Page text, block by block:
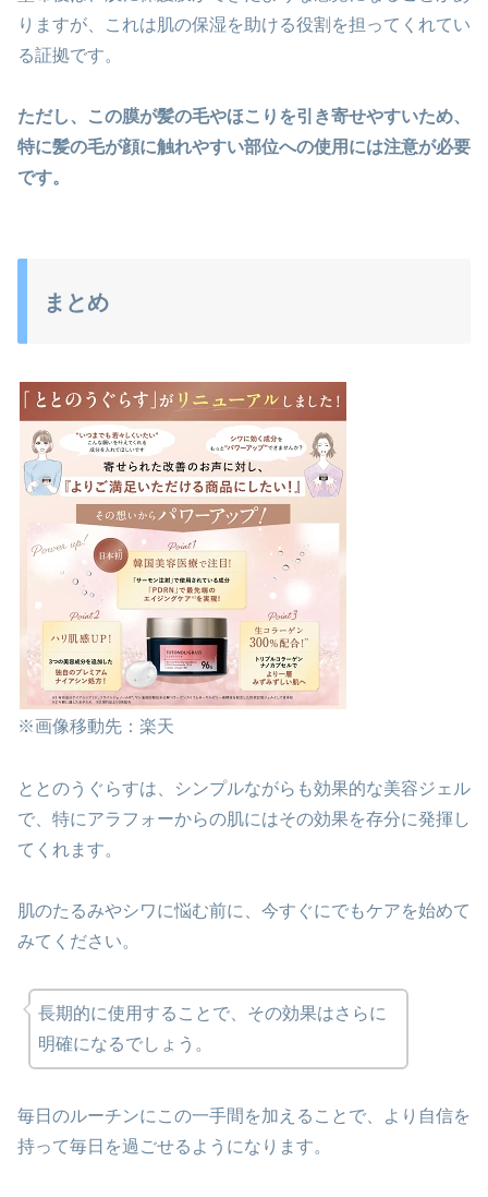
りますが、これは肌の保湿を助ける役割を担ってくれてい
る証拠です。
ただし、この膜が髪の毛やほこりを引き寄せやすいため、
特に髪の毛が顔に触れやすい部位への使用には注意が必要
です。
まとめ
※画像移動先：楽天
ととのうぐらすは、シンプルながらも効果的な美容ジェル
で、特にアラフォーからの肌にはその効果を存分に発揮し
てくれます。
肌のたるみやシワに悩む前に、今すぐにでもケアを始めて
みてください。
長期的に使用することで、その効果はさらに
明確になるでしょう。
毎日のルーチンにこの一手間を加えることで、より自信を
持って毎日を過ごせるようになります。